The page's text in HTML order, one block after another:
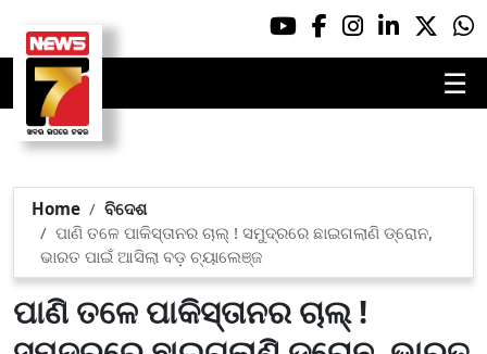
☰
Home
ବିଦେଶ
ପାଣି ତଳେ ପାକିସ୍ତାନର ଚାଲ୍ ! ସମୁଦ୍ରରେ ଛାଇଗଲାଣି ଡ୍ରୋନ,
ଭାରତ ପାଇଁ ଆସିଲା ବଡ଼ ଚ୍ୟାଲେଞ୍ଜ
ପାଣି ତଳେ ପାକିସ୍ତାନର ଚାଲ୍ !